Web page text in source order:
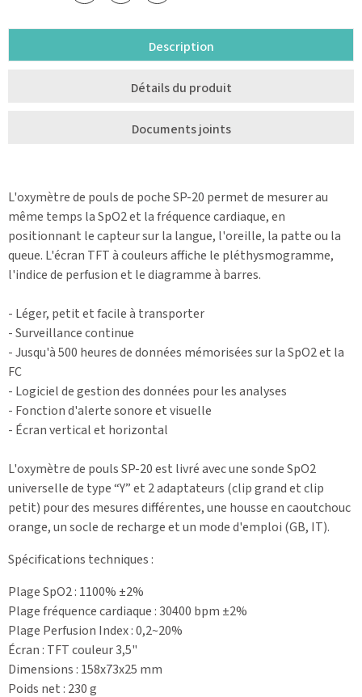
Description
Détails du produit
Documents joints
L'oxymètre de pouls de poche SP-20 permet de mesurer au
même temps la SpO2 et la fréquence cardiaque, en
positionnant le capteur sur la langue, l'oreille, la patte ou la
queue. L'écran TFT à couleurs affiche le pléthysmogramme,
l'indice de perfusion et le diagramme à barres.
- Léger, petit et facile à transporter
- Surveillance continue
- Jusqu'à 500 heures de données mémorisées sur la SpO2 et la
FC
- Logiciel de gestion des données pour les analyses
- Fonction d'alerte sonore et visuelle
- Écran vertical et horizontal
L'oxymètre de pouls SP-20 est livré avec une sonde SpO2
universelle de type “Y” et 2 adaptateurs (clip grand et clip
petit) pour des mesures différentes, une housse en caoutchouc
orange, un socle de recharge et un mode d'emploi (GB, IT).
Spécifications techniques :
Plage SpO2 : 1100% ±2%
Plage fréquence cardiaque : 30400 bpm ±2%
Plage Perfusion Index : 0,2~20%
Écran : TFT couleur 3,5"
Dimensions : 158x73x25 mm
Poids net : 230 g